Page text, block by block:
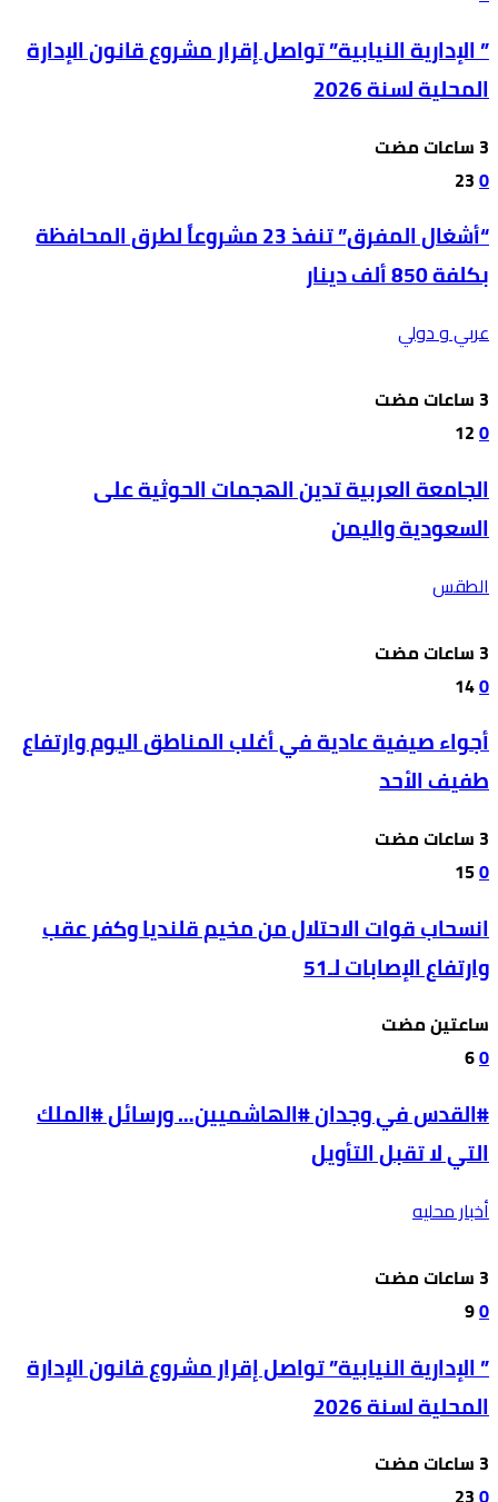
” الإدارية النيابية” تواصل إقرار مشروع قانون الإدارة
المحلية لسنة 2026
0
23
“أشغال المفرق” تنفذ 23 مشروعاً لطرق المحافظة
بكلفة 850 ألف دينار
عربي و دولي
0
12
الجامعة العربية تدين الهجمات الحوثية على
السعودية واليمن
الطقس
0
14
أجواء صيفية عادية في أغلب المناطق اليوم وارتفاع
طفيف الأحد
0
15
انسحاب قوات الاحتلال من مخيم قلنديا وكفر عقب
وارتفاع الإصابات لـ51
‫‫‫‏‫ساعتين مضت‬
0
6
#القدس في وجدان #الهاشميين… ورسائل #الملك
التي لا تقبل التأويل
أخبار محليه
0
9
” الإدارية النيابية” تواصل إقرار مشروع قانون الإدارة
المحلية لسنة 2026